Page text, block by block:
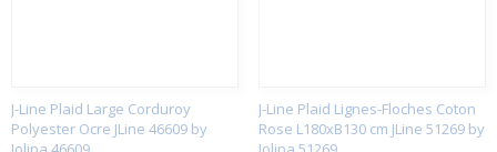
J-Line Plaid Large Corduroy
Polyester Ocre JLine 46609 by
J-Line Plaid Lignes-Floches Coton
Rose L180xB130 cm JLine 51269 by